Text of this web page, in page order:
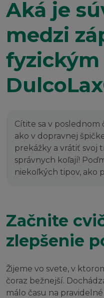
Aká je
medzi
fyzickým
Cítite sa v poslednom
ako v dopravnej
prekážky a vrátiť svoj
správnych koľají!
niekoľkých tipov, ako
Začnite
zlepšenie
Žijeme vo svete, v
čoraz bežnejší.
málo času na